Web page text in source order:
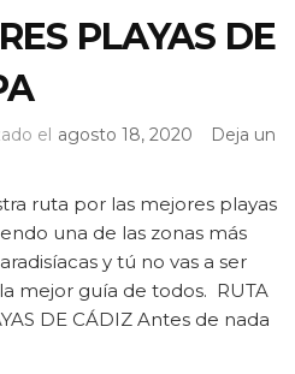
PLAYAS DE
el agosto 18, 2020
Deja un
ruta por las mejores playas
una de las zonas más
y tú no vas a ser
mejor guía de todos. RUTA
DE CÁDIZ Antes de nada